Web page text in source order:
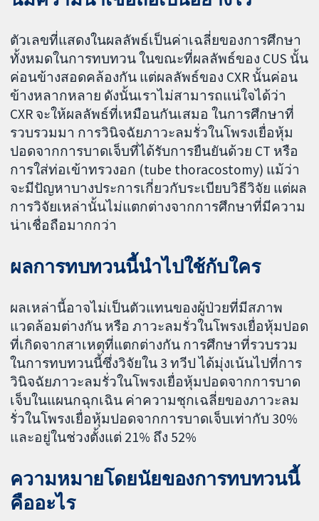
ตัวเลขที่แสดงในผลลัพธ์เป็นค่าเฉลี่ยของการศึกษา
ทั้งหมดในการทบทวน ในขณะที่ผลลัพธ์ของ CUS นั้น
ค่อนข้างสอดคล้องกัน แต่ผลลัพธ์ของ CXR นั้นค่อน
ข้างหลากหลาย ดังนั้นเราไม่สามารถแน่ใจได้ว่า
CXR จะให้ผลลัพธ์ที่เหมือนกันเสมอ ในการศึกษาที่
รวบรวมมา การวินิจฉัยภาวะลมรั่วในโพรงเยื่อหุ้ม
ปอดจากการบาดเจ็บที่ได้รับการยืนยันด้วย CT หรือ
การใส่ท่อเข้าทรวงอก (tube thoracostomy) แม้ว่า
จะมีปัญหาบางประการเกี่ยวกับระเบียบวิธีวิจัย แต่ผล
การวิจัยเหล่านั้นไม่แตกต่างจากการศึกษาที่มีความ
น่าเชื่อถือมากกว่า
ผลการทบทวนนี้นำไปใช้กับใคร
ผลเหล่านี้อาจไม่เป็นตัวแทนของผู้ป่วยที่มีสภาพ
แวดล้อมต่างกัน หรือ ภาวะลมรั่วในโพรงเยื่อหุ้มปอด
ที่เกิดจากสาเหตุที่แตกต่างกัน การศึกษาที่รวบรวม
ในการทบทวนนี้ซึ่งวิจัยใน 3 ทวีป ได้มุ่งเน้นไปที่การ
วินิจฉัยภาวะลมรั่วในโพรงเยื่อหุ้มปอดจากการบาด
เจ็บในแผนกฉุกเฉิน ค่าความชุกเฉลี่ยของภาวะลม
รั่วในโพรงเยื่อหุ้มปอดจากการบาดเจ็บเท่ากับ 30%
และอยู่ในช่วงตั้งแต่ 21% ถึง 52%
ความหมายโดยนัยของการทบทวนนี้
คืออะไร